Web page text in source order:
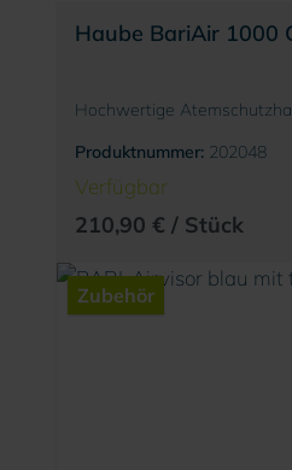
Haube BariAir 1000
Hochwertige
Produktnummer: 202048
Verfügbar
210,90 € / Stück
Zubehör